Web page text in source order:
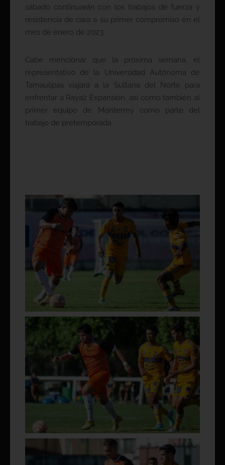
sábado continuarán con los trabajos de fuerza y
resistencia de cara a su primer compromiso en el
mes de enero de 2023.
Cabe mencionar que la próxima semana, el
representativo de la Universidad Autónoma de
Tamaulipas viajará a la Sultana del Norte para
enfrentar a Raya2 Expansión, así como también al
primer equipo de Monterrey como parte del
trabajo de pretemporada.